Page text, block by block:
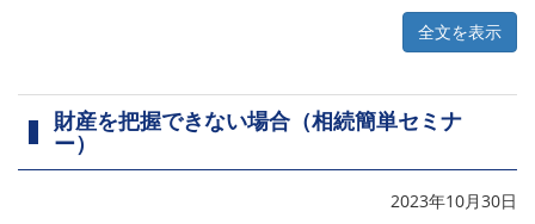
全文を表示
財産を把握できない場合（相続簡単セミナ
ー）
2023年10月30日